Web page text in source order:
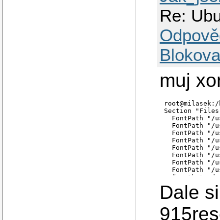
Re:
muj
Section
FontPath "/
FontPath "/
FontPath "/
FontPath "/
FontPath "/
FontPath "/
FontPath "/
FontPath "/
# path to
FontPath "/
EndSection
Section
  Load "i2c"
Dale